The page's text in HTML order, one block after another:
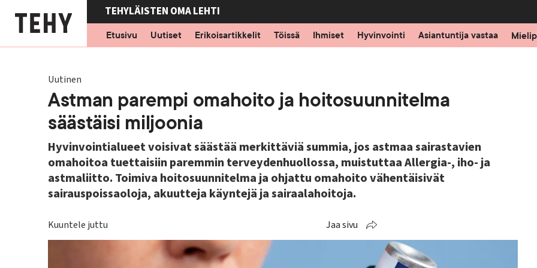
pääsisältöön
TEHYLÄISTEN OMA LEHTI
Etusivu
Uutiset Erikoisartikkelit Töissä Ihmiset Hyvinvointi Asiantuntija vastaa
Uutinen
Astman parempi omahoito ja hoitosuunnitelma
säästäisi miljoonia
Hyvinvointialueet voisivat säästää merkittäviä summia, jos astmaa sairastavien
omahoitoa tuettaisiin paremmin terveydenhuollossa, muistuttaa Allergia-, iho- ja
astmaliitto. Toimiva hoitosuunnitelma ja ohjattu omahoito vähentäisivät
sairauspoissaoloja, akuutteja käyntejä ja sairaalahoitoja.
Kuuntele juttu Jaa sivu